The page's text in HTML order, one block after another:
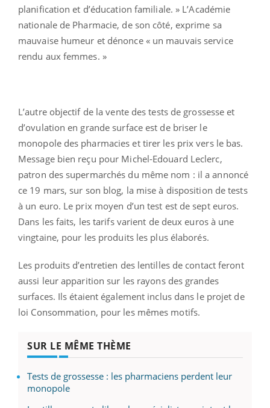
planification et d’éducation familiale. » L’Académie
nationale de Pharmacie, de son côté, exprime sa
mauvaise humeur et dénonce « un mauvais service
rendu aux femmes. »
L’autre objectif de la vente des tests de grossesse et
d’ovulation en grande surface est de briser le
monopole des pharmacies et tirer les prix vers le bas.
Message bien reçu pour Michel-Edouard Leclerc,
patron des supermarchés du même nom : il a annoncé
ce 19 mars, sur son blog, la mise à disposition de tests
à un euro. Le prix moyen d’un test est de sept euros.
Dans les faits, les tarifs varient de deux euros à une
vingtaine, pour les produits les plus élaborés.
Les produits d’entretien des lentilles de contact feront
aussi leur apparition sur les rayons des grandes
surfaces. Ils étaient également inclus dans le projet de
loi Consommation, pour les mêmes motifs.
SUR LE MÊME THÈME
Tests de grossesse : les pharmaciens perdent leur
monopole